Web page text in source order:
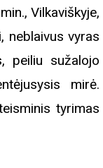
Vilkaviškyje,
neblaivus vyras
peiliu sužalojo
mirė.
tyrimas